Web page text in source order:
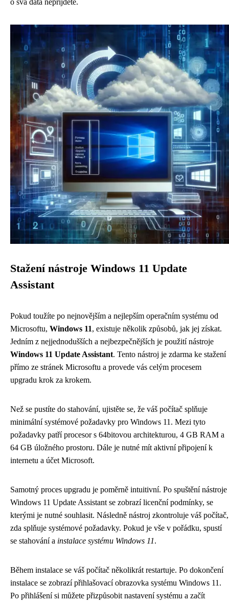
o svá data nepřijdete.
Stažení nástroje Windows 11 Update
Assistant
Pokud toužíte po nejnovějším a nejlepším operačním systému od
Microsoftu, Windows 11, existuje několik způsobů, jak jej získat.
Jedním z nejjednodušších a nejbezpečnějších je použití nástroje
Windows 11 Update Assistant. Tento nástroj je zdarma ke stažení
přímo ze stránek Microsoftu a provede vás celým procesem
upgradu krok za krokem.
Než se pustíte do stahování, ujistěte se, že váš počítač splňuje
minimální systémové požadavky pro Windows 11. Mezi tyto
požadavky patří procesor s 64bitovou architekturou, 4 GB RAM a
64 GB úložného prostoru. Dále je nutné mít aktivní připojení k
internetu a účet Microsoft.
Samotný proces upgradu je poměrně intuitivní. Po spuštění nástroje
Windows 11 Update Assistant se zobrazí licenční podmínky, se
kterými je nutné souhlasit. Následně nástroj zkontroluje váš počítač,
zda splňuje systémové požadavky. Pokud je vše v pořádku, spustí
se stahování a instalace systému Windows 11.
Během instalace se váš počítač několikrát restartuje. Po dokončení
instalace se zobrazí přihlašovací obrazovka systému Windows 11.
Po přihlášení si můžete přizpůsobit nastavení systému a začít